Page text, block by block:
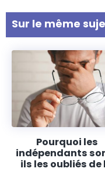
Sur le même
Pourquoi les
indépendants
ils les oubliés de